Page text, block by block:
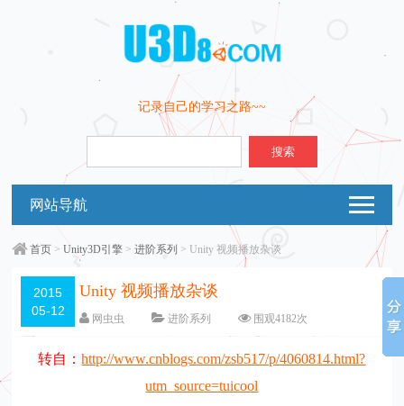
记录自己的学习之路~~
搜索
网站导航
首页 >Unity3D引擎 >进阶系列 > Unity 视频播放杂谈
2015
05-12
Unity 视频播放杂谈
网虫虫 进阶系列 围观4182次
字体：大 中 小
转自：http://www.cnblogs.com/zsb517/p/4060814.html?
utm_source=tuicool